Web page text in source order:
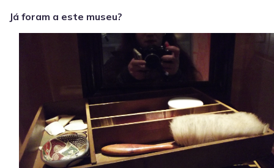
Já foram a este museu?